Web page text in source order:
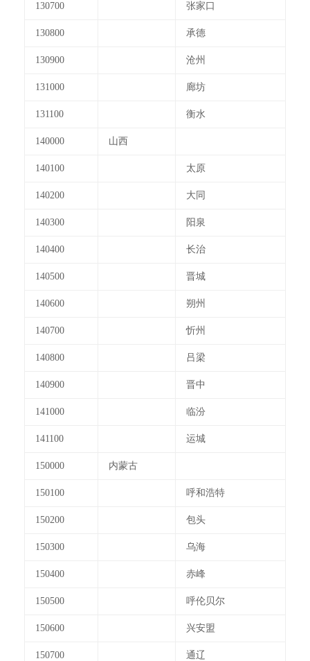
130700 张家口
130800 承德
130900 沧州
131000 廊坊
131100 衡水
140000 山西
140100 太原
140200 大同
140300 阳泉
140400 长治
140500 晋城
140600 朔州
140700 忻州
140800 吕梁
140900 晋中
141000 临汾
141100 运城
150000 内蒙古
150100 呼和浩特
150200 包头
150300 乌海
150400 赤峰
150500 呼伦贝尔
150600 兴安盟
150700 通辽